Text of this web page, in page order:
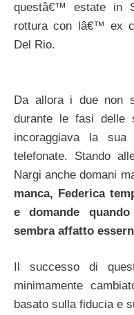
questâ€™ estate in
rottura con lâ€™ ex
Del Rio.
Da allora i due non
durante le fasi delle
incoraggiava la
telefonate. Stando
Nargi anche domani
manca, Federica
e domande
sembra affatto
Il successo di
minimamente
basato sulla fiducia e